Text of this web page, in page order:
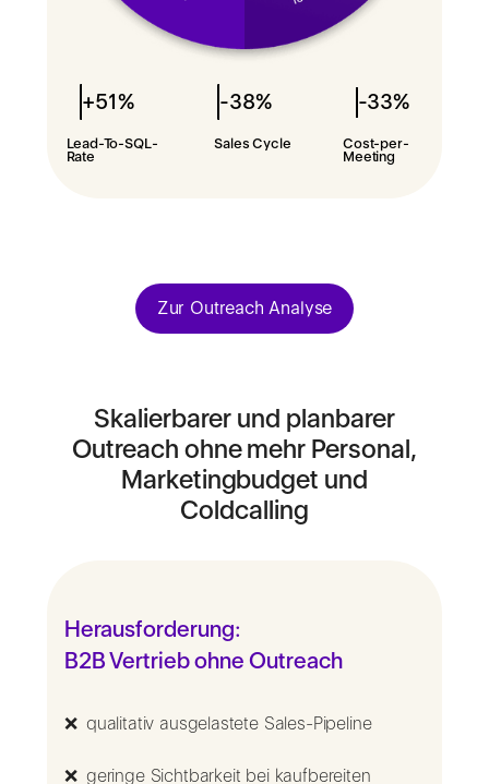
+51% -38% -33%
Lead-To-SQL-
Rate
Sales Cycle
Cost-per-
Meeting
Zur Outreach Analyse
Skalierbarer und planbarer
Outreach ohne mehr Personal,
Marketingbudget und
Coldcalling
Herausforderung:
B2B Vertrieb ohne Outreach
❌ qualitativ ausgelastete Sales-Pipeline
❌ geringe Sichtbarkeit bei kaufbereiten